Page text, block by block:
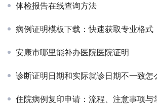
体检报告在线查询方法
病例证明模板下载：快速获取专业格式
安康市哪里能补办医院医院证明
诊断证明日期和实际就诊日期不一致怎
住院病例复印申请：流程、注意事项与